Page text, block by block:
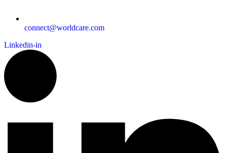
connect@worldcare.com
Linkedin-in